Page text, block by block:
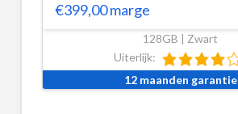
€399,00marge
128GB | Zwart
Uiterlijk:
12 maanden garantie